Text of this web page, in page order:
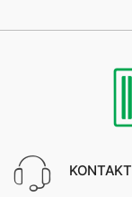
KONTAKT